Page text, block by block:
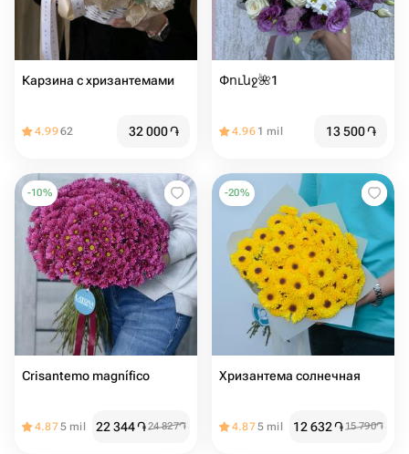
Карзина с хризантемами
4.9962 32 000֏
Փունջ🌺1
4.96 1 mil 13 500֏
-10%
Crisantemo magnífico
4.875 mil 22 344֏24 827֏
-20%
Хризантема солнечная
4.875 mil 12 632֏15 790֏